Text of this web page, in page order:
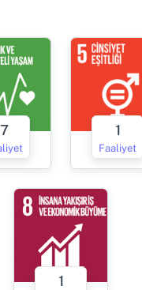
7 1
Faaliyet
1